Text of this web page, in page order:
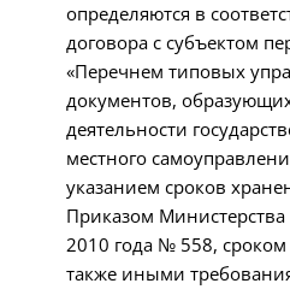
определяются в
договора с субъектом
«Перечнем типовых
документов,
деятельности
местного
указанием сроков
Приказом Министерства
2010 года № 558,
также иными